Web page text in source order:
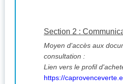
Section 2 :
Moyen d'accès aux
consultation :
Lien vers le profil
https://